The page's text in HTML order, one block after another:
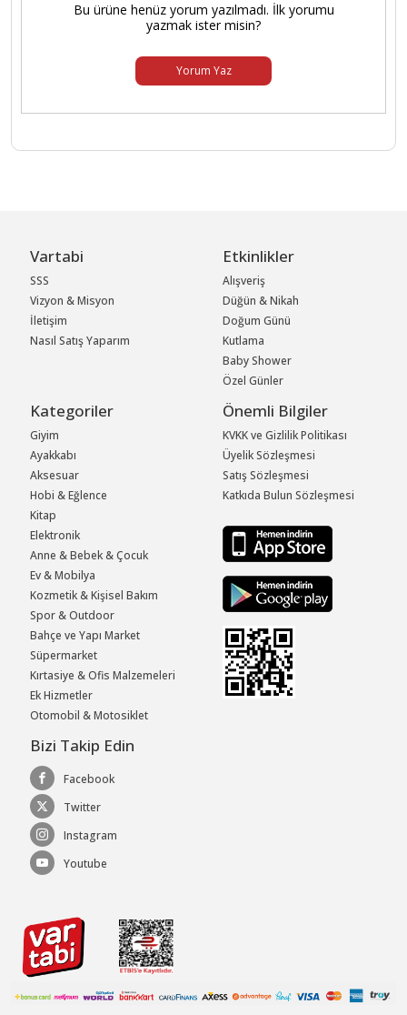
Bu ürüne henüz yorum yazılmadı. İlk yorumu
yazmak ister misin?
Yorum Yaz
Vartabi
SSS
Vizyon & Misyon
İletişim
Nasıl Satış Yaparım
Etkinlikler
Alışveriş
Düğün & Nikah
Doğum Günü
Kutlama
Baby Shower
Özel Günler
Kategoriler
Giyim
Ayakkabı
Aksesuar
Hobi & Eğlence
Kitap
Elektronik
Anne & Bebek & Çocuk
Ev & Mobilya
Kozmetik & Kişisel Bakım
Spor & Outdoor
Bahçe ve Yapı Market
Süpermarket
Kırtasiye & Ofis Malzemeleri
Ek Hizmetler
Otomobil & Motosiklet
Önemli Bilgiler
KVKK ve Gizlilik Politikası
Üyelik Sözleşmesi
Satış Sözleşmesi
Katkıda Bulun Sözleşmesi
Bizi Takip Edin
Facebook
Twitter
Instagram
Youtube